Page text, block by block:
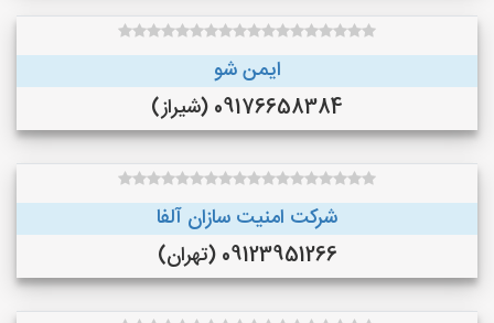
ایمن شو
09176658384 (شیراز)
شرکت امنیت سازان آلفا
09123951266 (تهران)